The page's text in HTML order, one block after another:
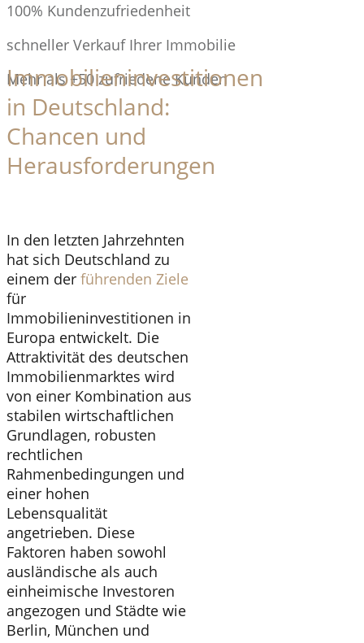
100% Kundenzufriedenheit
schneller Verkauf Ihrer Immobilie
Mehr als +50 zufriedene Kunden
Immobilieninvestitionen
in Deutschland:
Chancen und
Herausforderungen
In den letzten Jahrzehnten
hat sich Deutschland zu
einem der führenden Ziele
für
Immobilieninvestitionen in
Europa entwickelt. Die
Attraktivität des deutschen
Immobilienmarktes wird
von einer Kombination aus
stabilen wirtschaftlichen
Grundlagen, robusten
rechtlichen
Rahmenbedingungen und
einer hohen
Lebensqualität
angetrieben. Diese
Faktoren haben sowohl
ausländische als auch
einheimische Investoren
angezogen und Städte wie
Berlin, München und